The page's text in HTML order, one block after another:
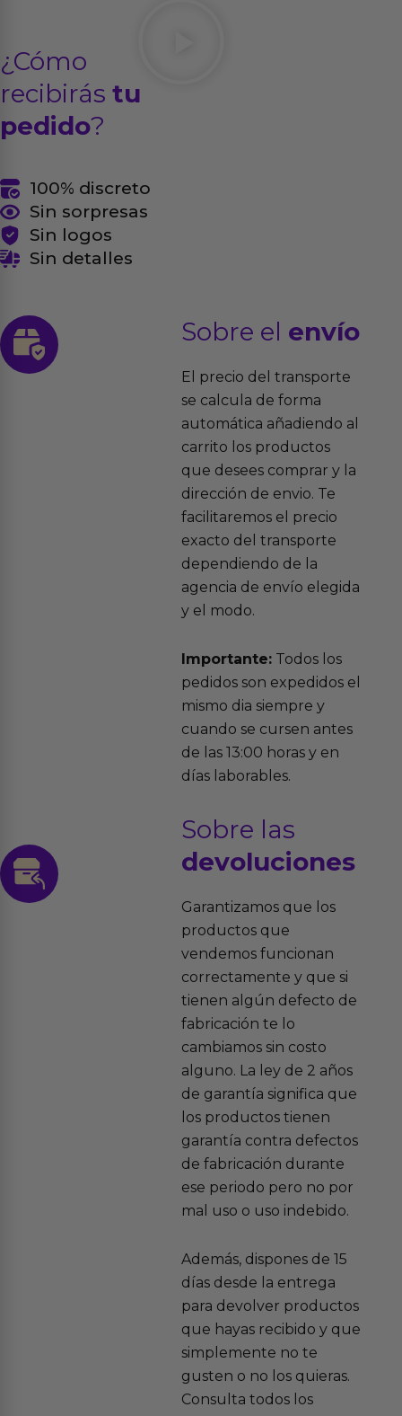
¿Cómo
recibirás tu
pedido?
100% discreto
Sin sorpresas
Sin logos
Sin detalles
Sobre el envío
El precio del transporte
se calcula de forma
automática añadiendo al
carrito los productos
que desees comprar y la
dirección de envio. Te
facilitaremos el precio
exacto del transporte
dependiendo de la
agencia de envío elegida
y el modo.
Importante:Todos los
pedidos son expedidos el
mismo dia siempre y
cuando se cursen antes
de las 13:00 horas y en
días laborables.
Sobre las
devoluciones
Garantizamos que los
productos que
vendemos funcionan
correctamente y que si
tienen algún defecto de
fabricación te lo
cambiamos sin costo
alguno. La ley de 2 años
de garantía significa que
los productos tienen
garantía contra defectos
de fabricación durante
ese periodo pero no por
mal uso o uso indebido.
Además, dispones de 15
días desde la entrega
para devolver productos
que hayas recibido y que
simplemente no te
gusten o no los quieras.
Consulta todos los